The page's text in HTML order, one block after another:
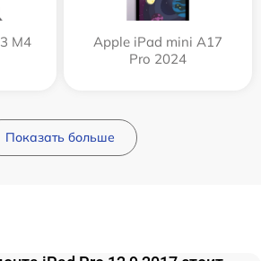
M4
Apple iPad mini A17
Pro 2024
Показать больше